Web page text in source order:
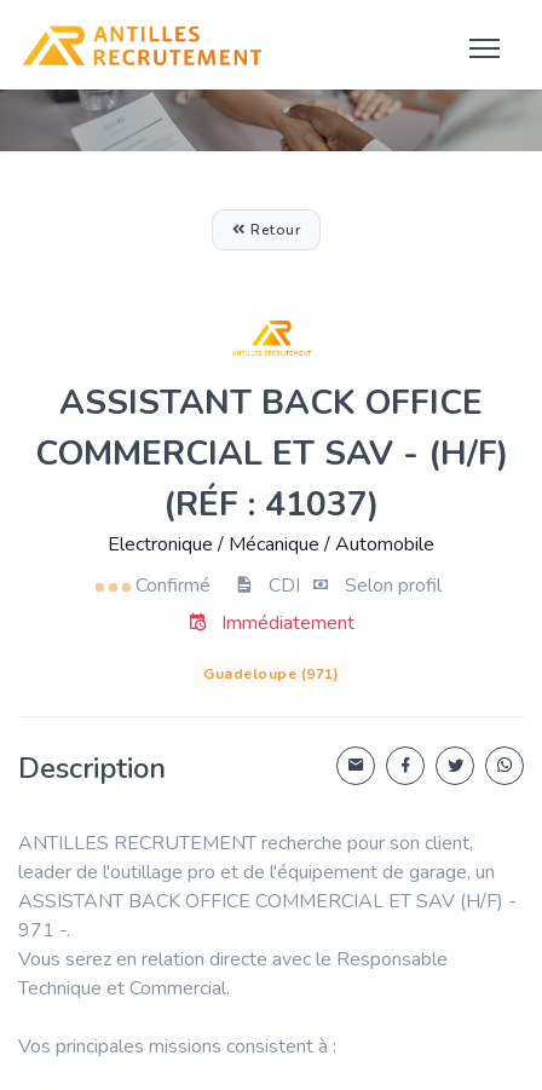
Retour
ASSISTANT BACK OFFICE
COMMERCIAL ET SAV - (H/F)
(RÉF : 41037)
Electronique / Mécanique / Automobile
Confirmé
CDI
Selon profil
Immédiatement
Guadeloupe (971)
Description
ANTILLES RECRUTEMENT recherche pour son client,
leader de l'outillage pro et de l'équipement de garage, un
ASSISTANT BACK OFFICE COMMERCIAL ET SAV (H/F) -
971 -.
Vous serez en relation directe avec le Responsable
Technique et Commercial.
Vos principales missions consistent à :